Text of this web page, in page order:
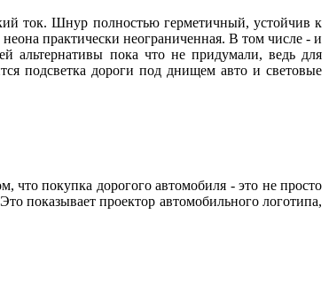
ток. Шнур полностью герметичный, устойчив к
практически неограниченная. В том числе - и
альтернативы пока что не придумали, ведь для
подсветка дороги под днищем авто и световые
что покупка дорогого автомобиля - это не просто
показывает проектор автомобильного логотипа,